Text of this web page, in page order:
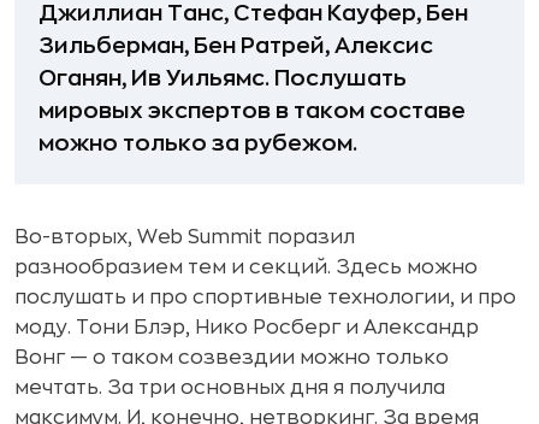
Джиллиан Танс, Стефан Кауфер, Бен
Зильберман, Бен Ратрей, Алексис
Оганян, Ив Уильямс. Послушать
мировых экспертов в таком составе
можно только за рубежом.
Во-вторых, Web Summit поразил
разнообразием тем и секций. Здесь можно
послушать и про спортивные технологии, и про
моду. Тони Блэр, Нико Росберг и Александр
Вонг — о таком созвездии можно только
мечтать. За три основных дня я получила
максимум. И, конечно, нетворкинг. За время